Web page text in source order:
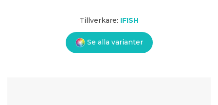
Tillverkare: IFISH
Se alla varianter